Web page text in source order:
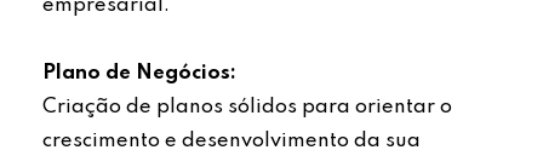
empresarial.
Plano de Negócios:
Criação de planos sólidos para orientar o
crescimento e desenvolvimento da sua